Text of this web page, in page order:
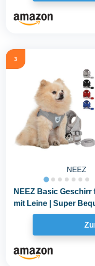
3
NEEZ
NEEZ Basic
mit Leine | Super